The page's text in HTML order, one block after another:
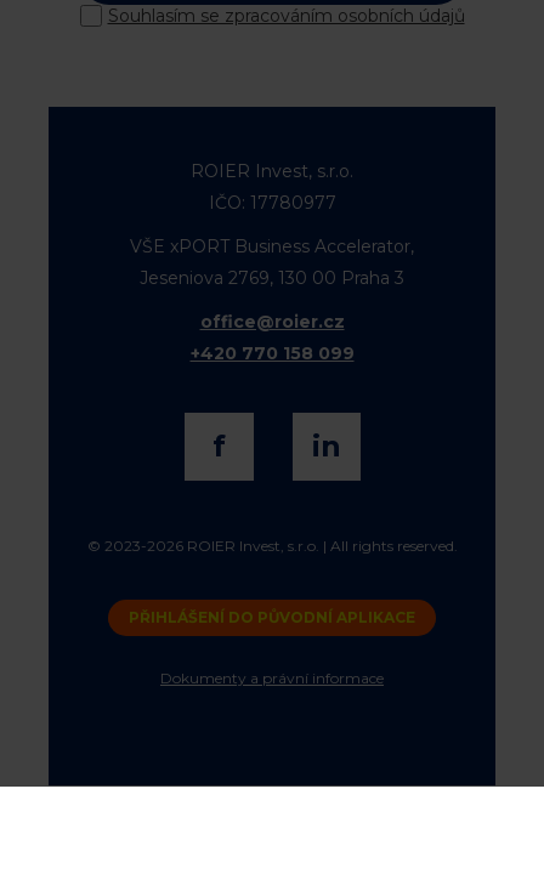
Souhlasím se zpracováním osobních údajů
ROIER Invest, s.r.o.
IČO: 17780977
VŠE xPORT Business Accelerator,
Jeseniova 2769, 130 00 Praha 3
office@roier.cz
+420 770 158 099
f in
© 2023-2026 ROIER Invest, s.r.o. | All rights reserved.
PŘIHLÁŠENÍ DO PŮVODNÍ APLIKACE
Dokumenty a právní informace